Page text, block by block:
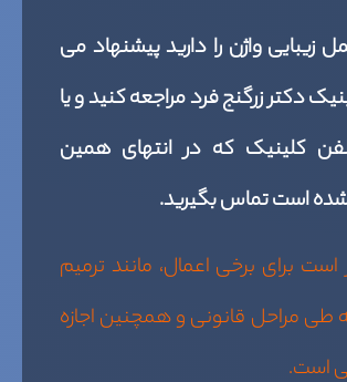
زیبایی واژن را دارید پیشنهاد می
دکتر زرگنج فرد مراجعه کنید و یا
کلینیک که در انتهای همین
است تماس بگیرید.
است برای برخی اعمال، مانند ترمیم
طی مراحل قانونی و همچنین اجازه
است.